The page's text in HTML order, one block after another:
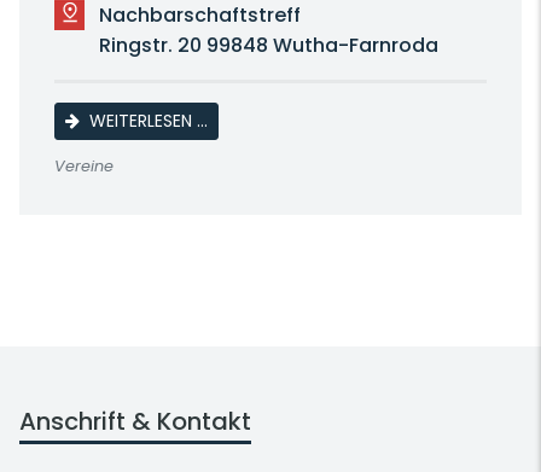
Nachbarschaftstreff
Ringstr. 20 99848 Wutha-Farnroda
WEITERLESEN …BEGEGNUNGS- UND SPRACHLERNRUNDE
Vereine
Anschrift & Kontakt